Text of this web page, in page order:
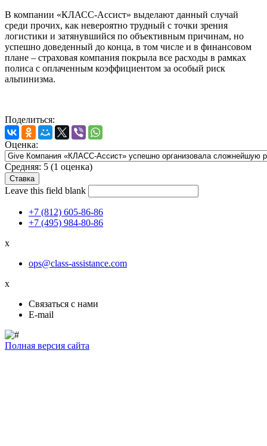
В компании «КЛАСС-Ассист» выделают данный случай
среди прочих, как невероятно трудный с точки зрения
логистики и затянувшийся по объективным причинам, но
успешно доведенный до конца, в том числе и в финансовом
плане – страховая компания покрыла все расходы в рамках
полиса с оплаченным коэффициентом за особый риск
альпинизма.
Поделиться:
Оценка:
Средняя: 5 (1 оценка)
Leave this field blank
+7 (812) 605-86-86
+7 (495) 984-80-86
x
ops@class-assistance.com
x
Связаться с нами
E-mail
Полная версия сайта